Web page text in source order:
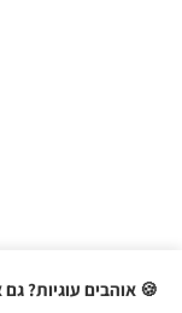
🍪 אוהבים עוגיות? גם